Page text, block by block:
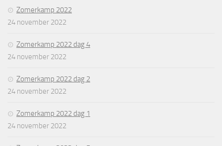
Zomerkamp 2022
24 november 2022
Zomerkamp 2022 dag 4
24 november 2022
Zomerkamp 2022 dag 2
24 november 2022
Zomerkamp 2022 dag 1
24 november 2022